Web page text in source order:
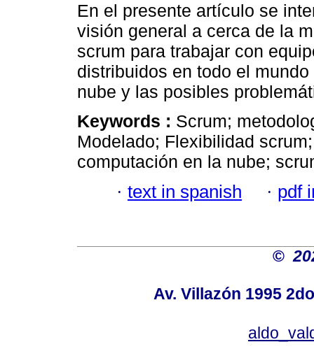
En el presente artículo se
visión general a cerca de la
scrum para trabajar con
distribuidos en todo el
nube y las posibles
Keywords : Scrum;
Modelado; Flexibilidad
computación en la nube;
· text in spanish · pdf
©
Av. Villazón 1995